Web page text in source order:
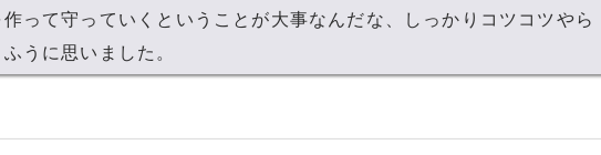
って守っていくということが大事なんだな、しっかりコツコツやら
うに思いました。